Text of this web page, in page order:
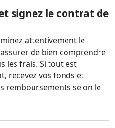
signez le contrat de
attentivement le
de bien comprendre
les frais. Si tout est
recevez vos fonds et
remboursements selon le